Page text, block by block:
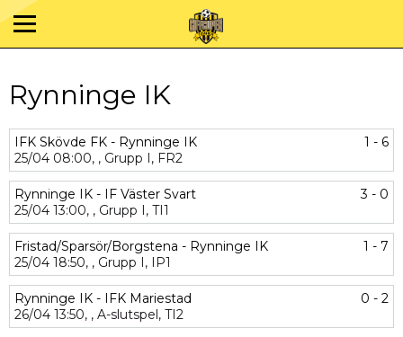
Rynninge IK
IFK Skövde FK - Rynninge IK
1 - 6
25/04 08:00, , Grupp I, FR2
Rynninge IK - IF Väster Svart
3 - 0
25/04 13:00, , Grupp I, TI1
Fristad/Sparsör/Borgstena - Rynninge IK
1 - 7
25/04 18:50, , Grupp I, IP1
Rynninge IK - IFK Mariestad
0 - 2
26/04 13:50, , A-slutspel, TI2